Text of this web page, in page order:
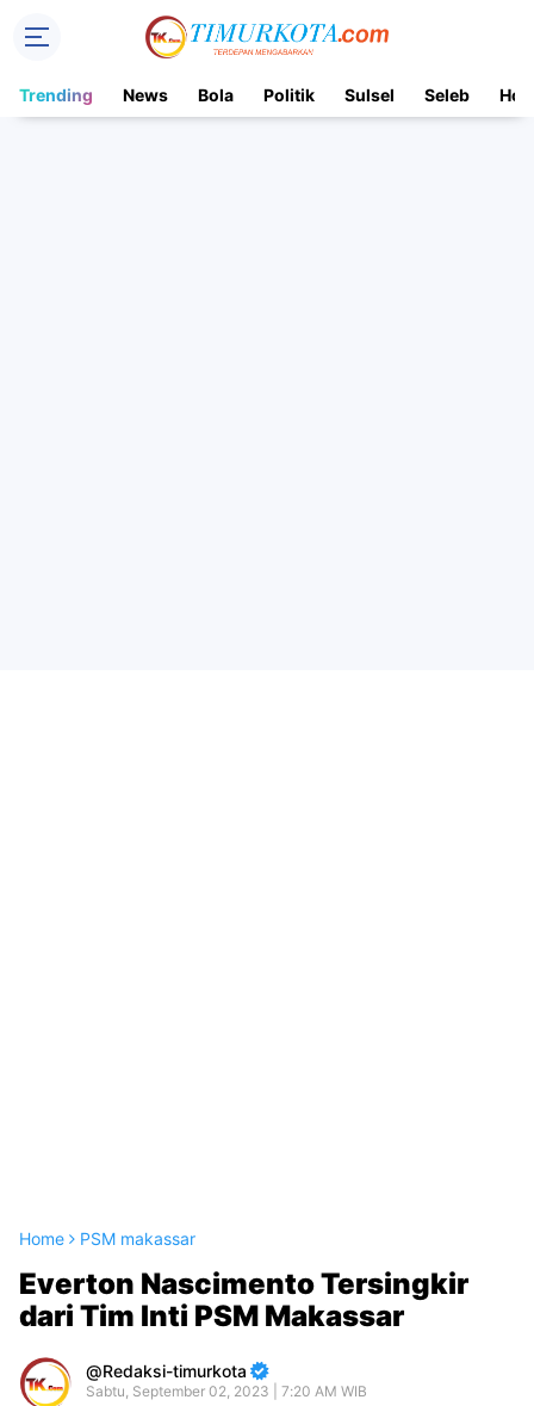
Trending News Bola Politik Sulsel Seleb Hot
Home PSM makassar
Everton Nascimento Tersingkir
dari Tim Inti PSM Makassar
Redaksi-timurkota
Sabtu, September 02, 2023 | 7:20 AM WIB